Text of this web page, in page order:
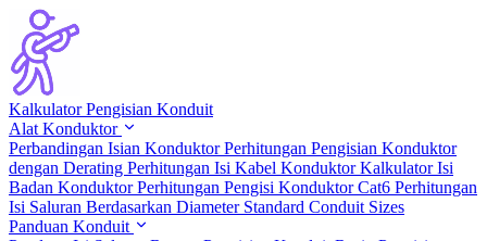
Kalkulator Pengisian Konduit
Alat Konduktor
Perbandingan Isian KonduktorPerhitungan Pengisian Konduktor
dengan Derating Perhitungan Isi Kabel KonduktorKalkulator Isi
Badan KonduktorPerhitungan Pengisi Konduktor Cat6 Perhitungan
Isi Saluran Berdasarkan Diameter Standard Conduit Sizes
Panduan Konduit